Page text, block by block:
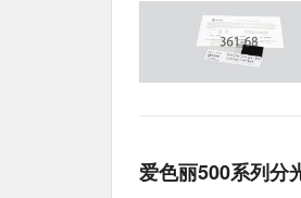
爱色丽500系列分